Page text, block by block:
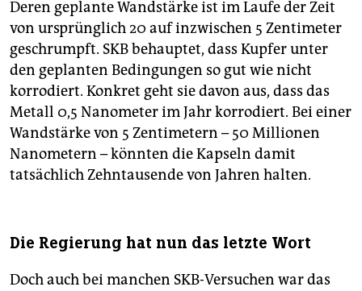
Deren geplante Wandstärke ist im Laufe der Zeit
von ursprünglich 20 auf inzwischen 5 Zentimeter
geschrumpft. SKB behauptet, dass Kupfer unter
den geplanten Bedingungen so gut wie nicht
korrodiert. Konkret geht sie davon aus, dass das
Metall 0,5 Nanometer im Jahr korrodiert. Bei einer
Wandstärke von 5 Zentimetern – 50 Millionen
Nanometern – könnten die Kapseln damit
tatsächlich Zehntausende von Jahren halten.
Die Regierung hat nun das letzte Wort
Doch auch bei manchen SKB-Versuchen war das